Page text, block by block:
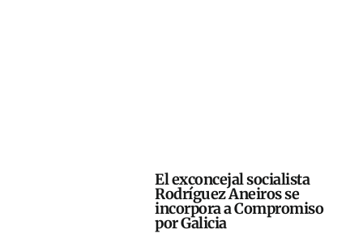
El exconcejal socialista
Rodríguez Aneiros se
incorpora a Compromiso
por Galicia